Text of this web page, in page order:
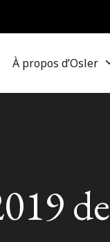
À propos d’Osler
de